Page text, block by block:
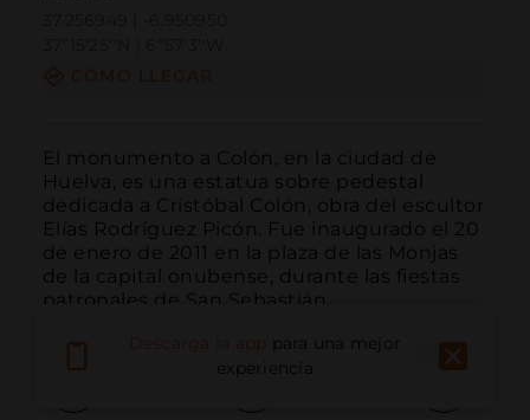
El monumento a Colón, en la ciudad de
Huelva, es una estatua sobre pedestal
dedicada a Cristóbal Colón, obra del escultor
Elías Rodríguez Picón. Fue inaugurado el 20
de enero de 2011 en la plaza de las Monjas
de la capital onubense, durante las fiestas
patronales de San Sebastián.
para una mejor
experiencia